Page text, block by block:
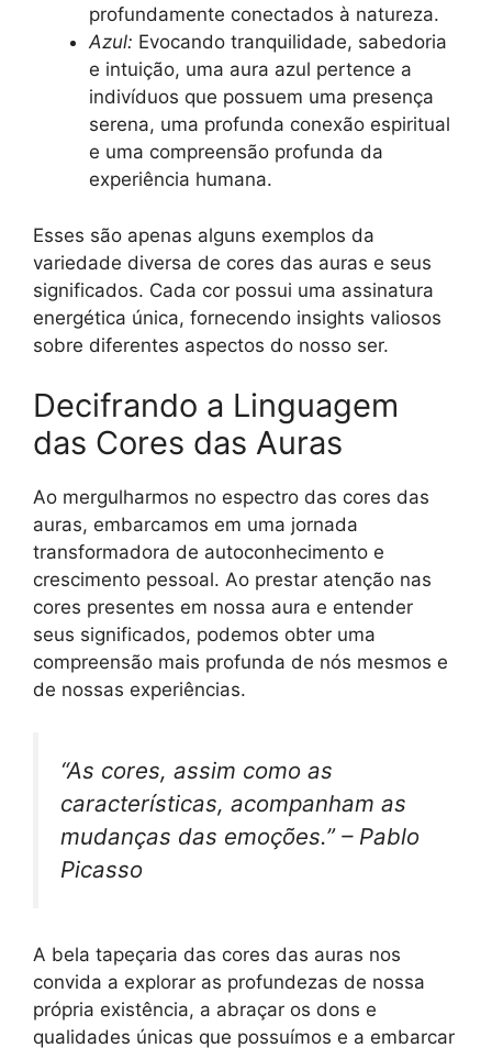
profundamente conectados à natureza.
Azul: Evocando tranquilidade, sabedoria
e intuição, uma aura azul pertence a
indivíduos que possuem uma presença
serena, uma profunda conexão espiritual
e uma compreensão profunda da
experiência humana.
Esses são apenas alguns exemplos da
variedade diversa de cores das auras e seus
significados. Cada cor possui uma assinatura
energética única, fornecendo insights valiosos
sobre diferentes aspectos do nosso ser.
Decifrando a Linguagem
das Cores das Auras
Ao mergulharmos no espectro das cores das
auras, embarcamos em uma jornada
transformadora de autoconhecimento e
crescimento pessoal. Ao prestar atenção nas
cores presentes em nossa aura e entender
seus significados, podemos obter uma
compreensão mais profunda de nós mesmos e
de nossas experiências.
“As cores, assim como as
características, acompanham as
mudanças das emoções.” – Pablo
Picasso
A bela tapeçaria das cores das auras nos
convida a explorar as profundezas de nossa
própria existência, a abraçar os dons e
qualidades únicas que possuímos e a embarcar